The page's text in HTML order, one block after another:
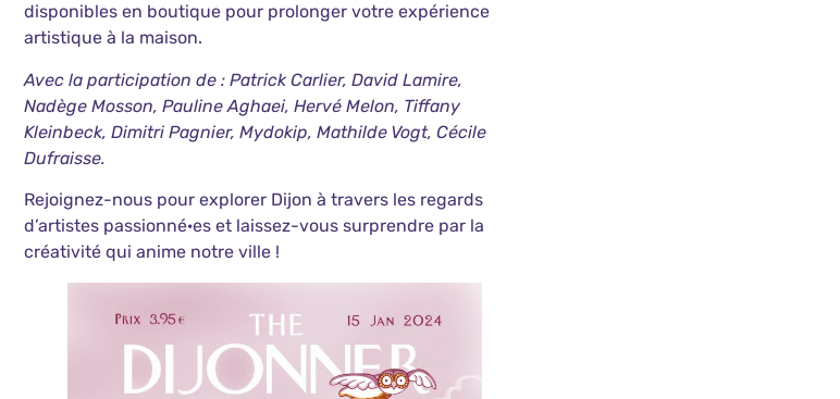
disponibles en boutique pour prolonger votre expérience
artistique à la maison.
Avec la participation de : Patrick Carlier, David Lamire,
Nadège Mosson, Pauline Aghaei, Hervé Melon, Tiffany
Kleinbeck, Dimitri Pagnier, Mydokip, Mathilde Vogt, Cécile
Dufraisse.
Rejoignez-nous pour explorer Dijon à travers les regards
d’artistes passionné·es et laissez-vous surprendre par la
créativité qui anime notre ville !